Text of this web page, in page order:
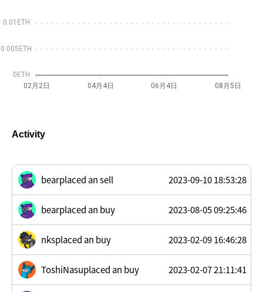
に受け入れられる作品を発表。
注意事項
フィジカル（現物）アート作品の共有持分権（分割保有
権）が、オーナー権NFTによって発行・販売されていいま
す。オーナー権NFTは1枠からお好きな数量を選んで購入が
可能です。
02月2日 04月4日 06月4日 08月5日
0ETH
0.005ETH
0.01ETH
Activity
bearplaced an sell 2023-09-10 18:53:28
bearplaced an buy 2023-08-05 09:25:46
nksplaced an buy 2023-02-09 16:46:28
ToshiNasuplaced an buy 2023-02-07 21:11:41